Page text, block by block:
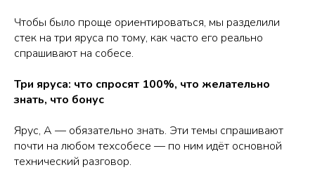
Чтобы было проще ориентироваться, мы разделили
стек на три яруса по тому, как часто его реально
спрашивают на собесе.
Три яруса: что спросят 100%, что желательно
знать, что бонус
Ярус, А — обязательно знать. Эти темы спрашивают
почти на любом техсобесе — по ним идёт основной
технический разговор.